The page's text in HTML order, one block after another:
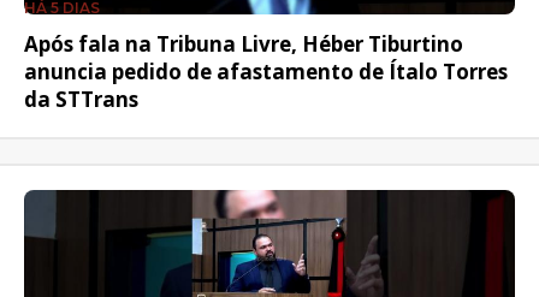
HÁ 5 DIAS
Após fala na Tribuna Livre, Héber Tiburtino
anuncia pedido de afastamento de Ítalo Torres
da STTrans